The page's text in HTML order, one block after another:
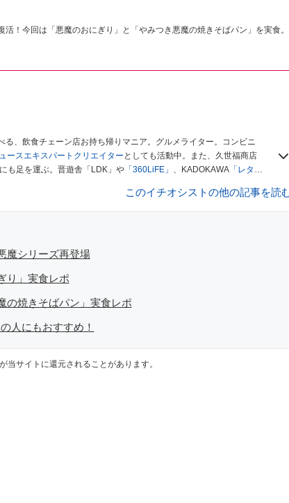
！今回は「悪魔のおにぎり」と「やみつき悪魔の焼きそばパン」を実食。
、飲食チェーン店お持ち帰りマニア。グルメライター。コンビニ
ースエキスパートクリエイター としても活動中。また、久世福商店
も足を運ぶ。晋遊舎「LDK」や「360LiFE」 、KADOKAWA「レタス
このイチオシストの他の記事を読
魔シリーズ再登場
り」実食レポ
の焼きそばパン」実食レポ
人にもおすすめ！
サイトに還元されることがあります。